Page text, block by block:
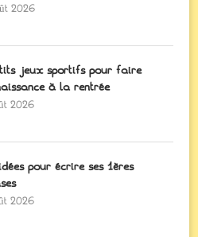
2026
jeux sportifs pour faire
à la rentrée
2026
pour écrire ses 1ères
2026